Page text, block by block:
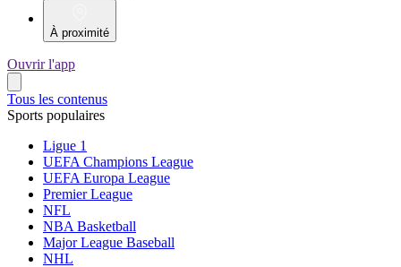
À proximité
Ouvrir l'app
Tous les contenus
Sports populaires
Ligue 1
UEFA Champions League
UEFA Europa League
Premier League
NFL
NBA Basketball
Major League Baseball
NHL